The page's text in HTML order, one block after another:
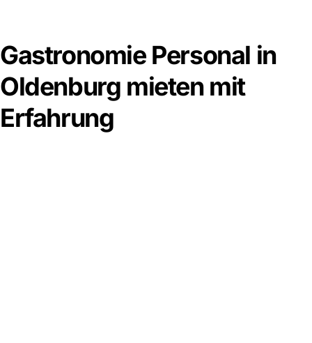
Gastronomie Personal in
Oldenburg mieten mit
Erfahrung